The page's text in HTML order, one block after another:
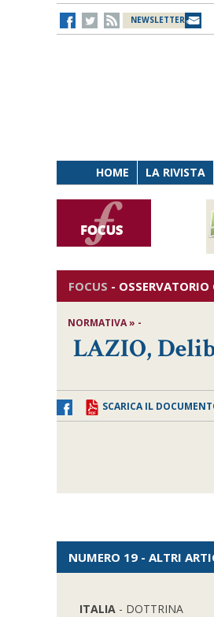
NEWSLETTER
HOME LA RIVISTA
FOCUS -
NORMATIVA » -
LAZIO,
SCARICA IL
NUMERO 19 - ALTRI
ITALIA - DOTTRINA